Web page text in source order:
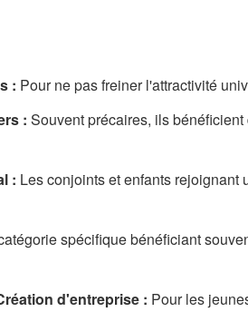
: Pour ne pas freiner l'attractivité
: Souvent précaires, ils
: Les conjoints et enfants rejoignant
spécifique bénéficiant
d'entreprise : Pour les